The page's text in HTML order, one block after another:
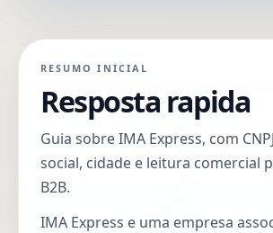
RESUMO INICIAL
Resposta rapida
Guia sobre IMA Express, com
social, cidade e leitura comercial
B2B.
IMA Express e uma empresa